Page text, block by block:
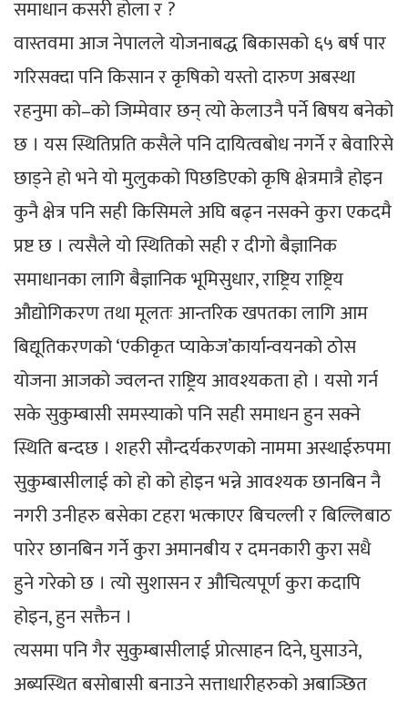
समाधान कसरी होला र ?
वास्तवमा आज नेपालले योजनाबद्ध बिकासको ६५ बर्ष पार
गरिसक्दा पनि किसान र कृषिको यस्तो दारुण अबस्था
रहनुमा को–को जिम्मेवार छन् त्यो केलाउनै पर्ने बिषय बनेको
छ । यस स्थितिप्रति कसैले पनि दायित्वबोध नगर्ने र बेवारिसे
छाड्ने हो भने यो मुलुकको पिछडिएको कृषि क्षेत्रमात्रै होइन
कुनै क्षेत्र पनि सही किसिमले अघि बढ्न नसक्ने कुरा एकदमै
प्रष्ट छ । त्यसैले यो स्थितिको सही र दीगो बैज्ञानिक
समाधानका लागि बैज्ञानिक भूमिसुधार, राष्ट्रिय राष्ट्रिय
औद्योगिकरण तथा मूलतः आन्तरिक खपतका लागि आम
बिद्यूतिकरणको ‘एकीकृत प्याकेज’कार्यान्वयनको ठोस
योजना आजको ज्वलन्त राष्ट्रिय आवश्यकता हो । यसो गर्न
सके सुकुम्बासी समस्याको पनि सही समाधन हुन सक्ने
स्थिति बन्दछ । शहरी सौन्दर्यकरणको नाममा अस्थाईरुपमा
सुकुम्बासीलाई को हो को होइन भन्ने आवश्यक छानबिन नै
नगरी उनीहरु बसेका टहरा भत्काएर बिचल्ली र बिल्लिबाठ
पारेर छानबिन गर्ने कुरा अमानबीय र दमनकारी कुरा सधै
हुने गरेको छ । त्यो सुशासन र औचित्यपूर्ण कुरा कदापि
होइन, हुन सक्तैन ।
त्यसमा पनि गैर सुकुम्बासीलाई प्रोत्साहन दिने, घुसाउने,
अब्यस्थित बसोबासी बनाउने सत्ताधारीहरुको अबाञ्छित